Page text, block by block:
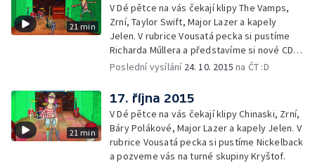
21 min
V Dé pětce na vás čekají klipy The Vamps,
Zrní, Taylor Swift, Major Lazer a kapely
Jelen. V rubrice Vousatá pecka si pustíme
Richarda Műllera a představíme si nové CD
Aviciiho.
Poslední vysílání 24. 10. 2015 na ČT :D
21 min
17. října 2015
V Dé pětce na vás čekají klipy Chinaski, Zrní,
Báry Polákové, Major Lazer a kapely Jelen. V
rubrice Vousatá pecka si pustíme Nickelback
a pozveme vás na turné skupiny Kryštof.